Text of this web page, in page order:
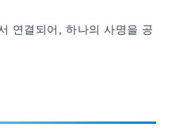
연결되어, 하나의 사명을 공